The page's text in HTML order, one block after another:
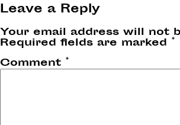
Leave a Reply
Your email address will not
Required fields are marked *
Comment *